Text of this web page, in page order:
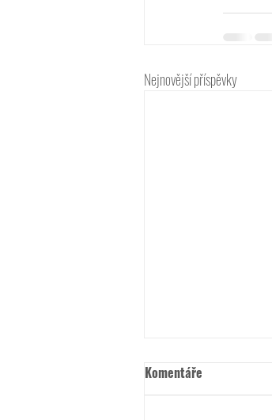
Nejnovější příspěvky
Komentáře